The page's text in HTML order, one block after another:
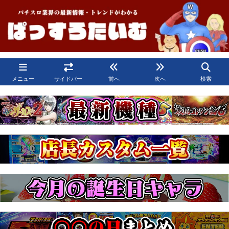
メニュー サイドバー 前へ 次へ 検索